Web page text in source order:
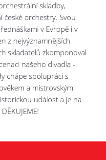
skladby,
orchestry. Svou
v Evropě i v
z nejvýznamnějších
skladatelů zkomponoval
našeho divadla -
chápe spolupráci s
a mistrovským
událost a je na